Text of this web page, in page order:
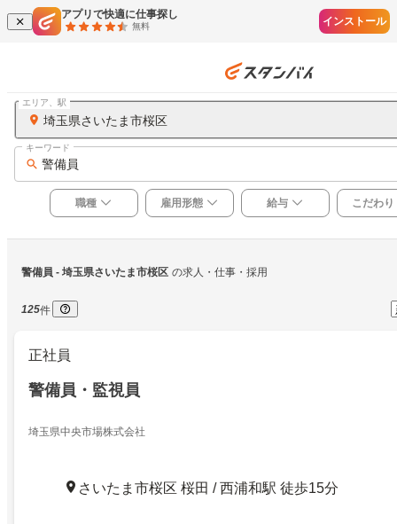
アプリで快適に仕事探し
無料 インストール
埼玉県さいたま市桜区
エリア、駅
警備員
キーワード
職種 雇用形態 給与 こだわり
警備員 - 埼玉県さいたま市桜区 の求人・仕事・採用
125件
正社員
警備員・監視員
埼玉県中央市場株式会社
さいたま市桜区 桜田 / 西浦和駅 徒歩15分